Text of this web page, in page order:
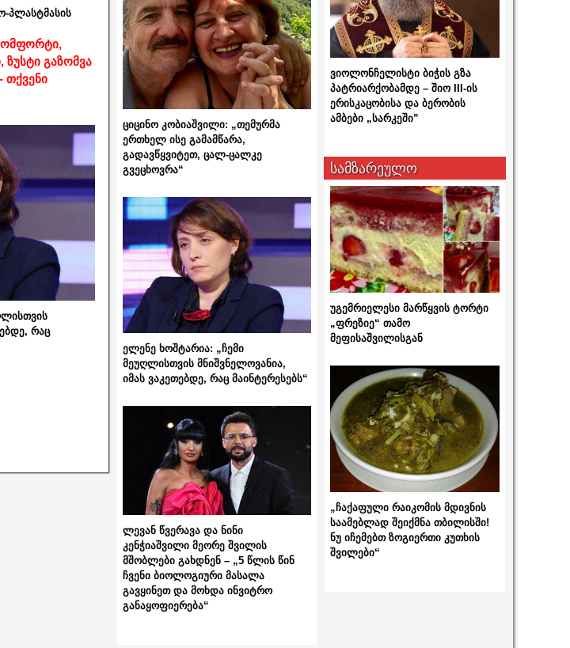
პლასტმასის
გაზომვა
თქვენი
რაც
ციცინო კობიაშვილი: „თემურმა
ერთხელ ისე გამამწარა,
გადავწყვიტეთ, ცალ-ცალკე
გვეცხოვრა“
ელენე ხოშტარია: „ჩემი
მეუღლისთვის მნიშვნელოვანია,
იმას ვაკეთებდე, რაც მაინტერესებს“
ლევან წვერავა და ნინი
კენჭიაშვილი მეორე შვილის
მშობლები გახდნენ – „5 წლის წინ
ჩვენი ბიოლოგიური მასალა
გავყინეთ და მოხდა ინვიტრო
განაყოფიერება“
ვიოლონჩელისტი ბიჭის გზა
პატრიარქობამდე – შიო III-ის
ერისკაცობისა და ბერობის
ამბები „სარკეში”
სამზარეულო
უგემრიელესი მარწყვის ტორტი
„ფრეზიე“ თამო
მეფისაშვილისგან
„ჩაქაფული რაიკომის მდივნის
საამებლად შეიქმნა თბილისში!
ნუ იჩემებთ ზოგიერთი კუთხის
შვილები“